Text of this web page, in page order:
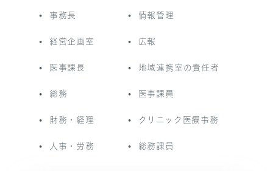
事務長
経営企画室
医事課長
総務
財務・経理
人事・労務
情報管理
広報
地域連携室の責任者
医事課員
クリニック医療事務
総務課員